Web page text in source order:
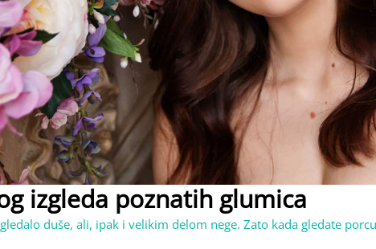
izgleda poznatih glumica
duše, ali, ipak i velikim delom nege. Zato kada gledate